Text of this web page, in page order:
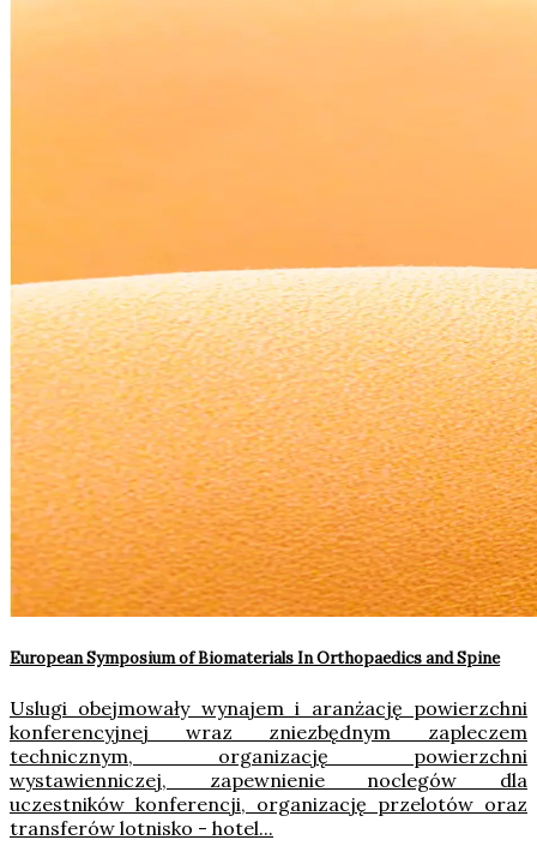
European Symposium of Biomaterials In Orthopaedics and Spine
Uslugi obejmowały wynajem i aranżację powierzchni
konferencyjnej wraz zniezbędnym zapleczem
technicznym, organizację powierzchni
wystawienniczej, zapewnienie noclegów dla
uczestników konferencji, organizację przelotów oraz
transferów lotnisko - hotel...